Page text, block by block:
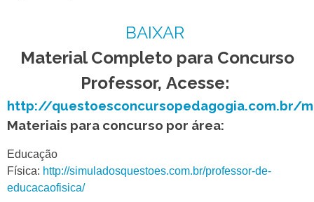
BAIXAR
Material Completo para Concurso
Professor, Acesse:
http://questoesconcursopedagogia.com.br/
Materiais para concurso por área:
Educação
Física: http://simuladosquestoes.com.br/professor-de-
educacaofisica/